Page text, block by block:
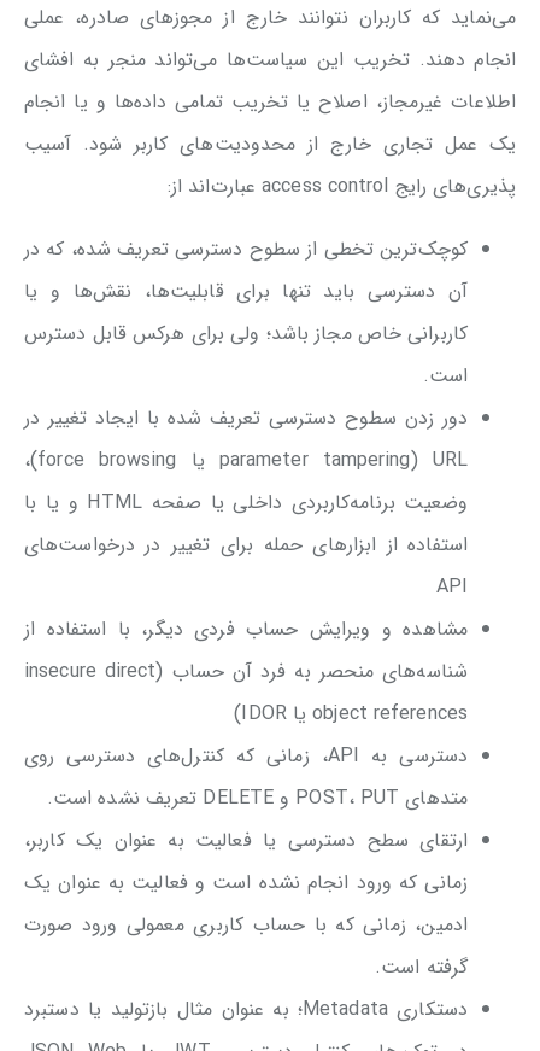
می‌نماید که کاربران نتوانند خارج از مجوز‌های صادره، عملی
انجام دهند. تخریب این سیاست‌ها می‌تواند منجر به افشای
اطلاعات غیرمجاز، اصلاح یا تخریب تمامی داده‌ها و یا انجام
یک عمل تجاری خارج از محدودیت‌های کاربر شود. آسیب
پذیری‌های رایج access control عبارت‌اند از:
کوچک‌ترین تخطی از سطوح دسترسی تعریف شده، که در
آن دسترسی باید تنها برای قابلیت‌ها، نقش‌ها و یا
کاربرانی خاص مجاز باشد؛ ولی برای هرکس قابل دسترس
است.
دور زدن سطوح دسترسی تعریف شده با ایجاد تغییر در
URL (parameter tampering یا force browsing)،
وضعیت برنامه‌کاربردی داخلی یا صفحه HTML و یا با
استفاده از ابزارهای حمله برای تغییر در درخواست‌‌های
API
مشاهده و ویرایش حساب فردی دیگر، با استفاده از
شناسه‌های منحصر به فرد آن حساب (insecure direct
object references یا IDOR)
دسترسی به API، زمانی که کنترل‌های دسترسی روی
متد‌های POST، PUT و DELETE تعریف نشده است.
ارتقای سطح دسترسی یا فعالیت به عنوان یک کاربر،
زمانی که ورود انجام نشده است و فعالیت به عنوان یک
ادمین، زمانی که با حساب کاربری معمولی ورود صورت
گرفته است.
دستکاری Metadata؛ به عنوان مثال بازتولید یا دستبرد